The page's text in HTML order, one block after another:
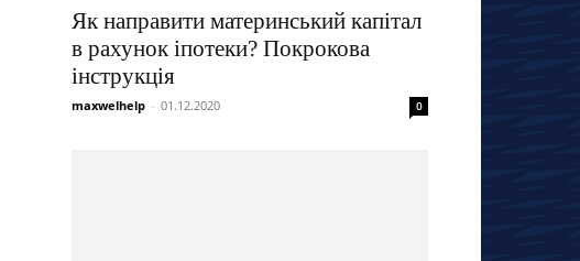
Як направити материнський капітал
в рахунок іпотеки? Покрокова
інструкція
maxwelhelp - 01.12.2020 0